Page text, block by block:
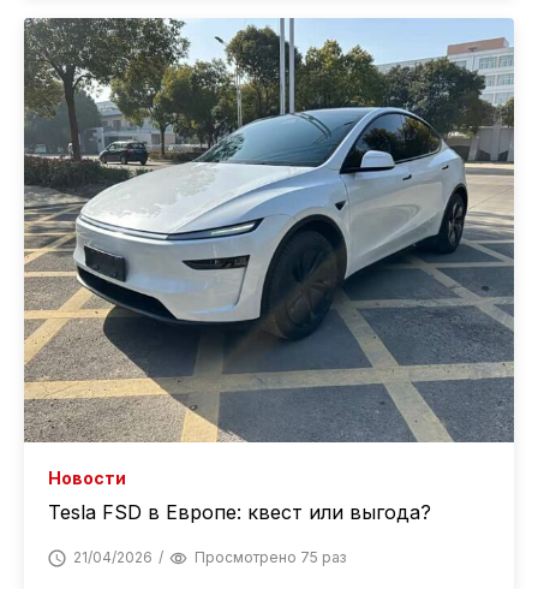
Новости
Tesla FSD в Европе: квест или выгода?
21/04/2026 Просмотрено 75 раз